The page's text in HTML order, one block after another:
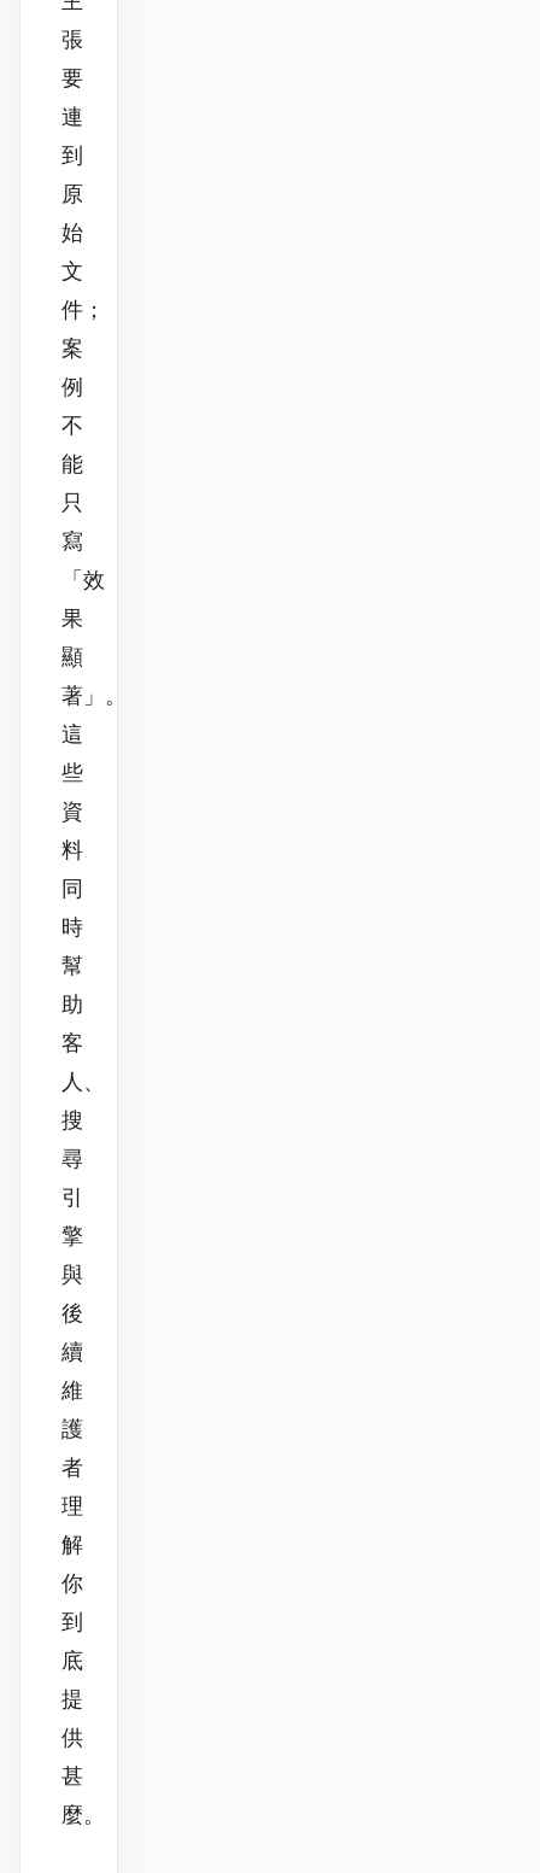
張
要
連
到
原
始
文
件；
案
例
不
能
只
寫
「效
果
顯
著」。
這
些
資
料
同
時
幫
助
客
人、
搜
尋
引
擎
與
後
續
維
護
者
理
解
你
到
底
提
供
甚
麼。